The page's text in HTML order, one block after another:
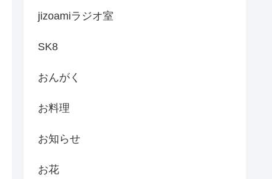
jizoamiラジオ室
SK8
おんがく
お料理
お知らせ
お花